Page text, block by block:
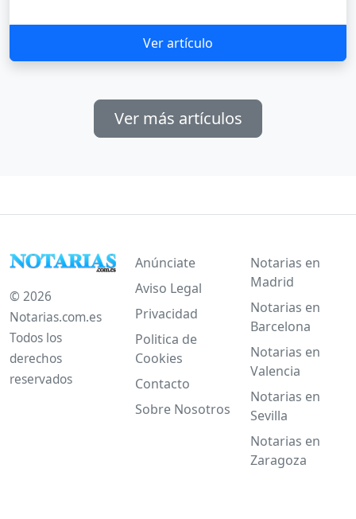
Ver artículo
Ver más artículos
© 2026
Notarias.com.es
Todos los
derechos
reservados
Anúnciate
Aviso Legal
Privacidad
Politica de
Cookies
Contacto
Sobre Nosotros
Notarias en
Madrid
Notarias en
Barcelona
Notarias en
Valencia
Notarias en
Sevilla
Notarias en
Zaragoza